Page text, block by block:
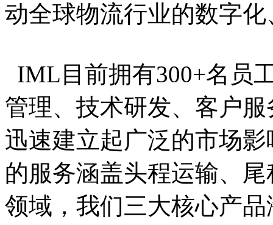
动全球物流行业的数字
IML目前拥有300+名员
管理、技术研发、客户
迅速建立起广泛的市场
的服务涵盖头程运输、
领域，我们三大核心产